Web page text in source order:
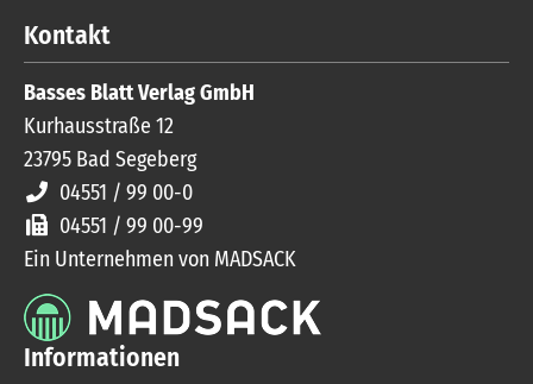
Kontakt
Basses Blatt Verlag GmbH
Kurhausstraße 12
23795 Bad Segeberg
04551 / 99 00-0
04551 / 99 00-99
Ein Unternehmen von MADSACK
Informationen